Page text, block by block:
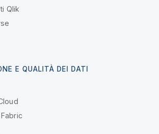
Qlik
E QUALITÀ DEI DATI